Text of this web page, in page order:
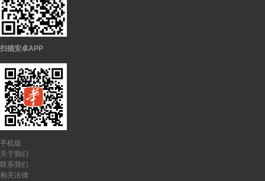
扫描安卓APP
手机版
关于我们
联系我们
相关法律